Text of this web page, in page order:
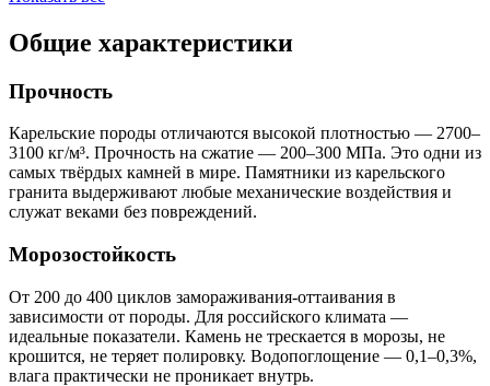
Общие характеристики
Прочность
Карельские породы отличаются высокой плотностью — 2700–
3100 кг/м³. Прочность на сжатие — 200–300 МПа. Это одни из
самых твёрдых камней в мире. Памятники из карельского
гранита выдерживают любые механические воздействия и
служат веками без повреждений.
Морозостойкость
От 200 до 400 циклов замораживания-оттаивания в
зависимости от породы. Для российского климата —
идеальные показатели. Камень не трескается в морозы, не
крошится, не теряет полировку. Водопоглощение — 0,1–0,3%,
влага практически не проникает внутрь.